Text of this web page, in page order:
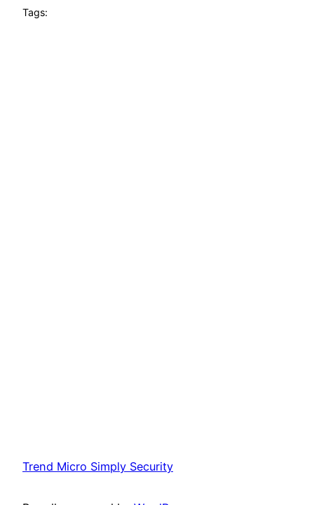
Tags:
Trend Micro Simply Security